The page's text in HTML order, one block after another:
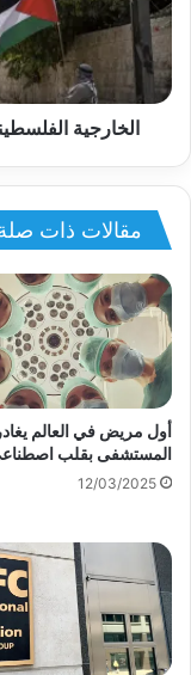
الخارجية
مقالات ذات
أول مريض في العالم
المستشفى بقلب
12/03/2025